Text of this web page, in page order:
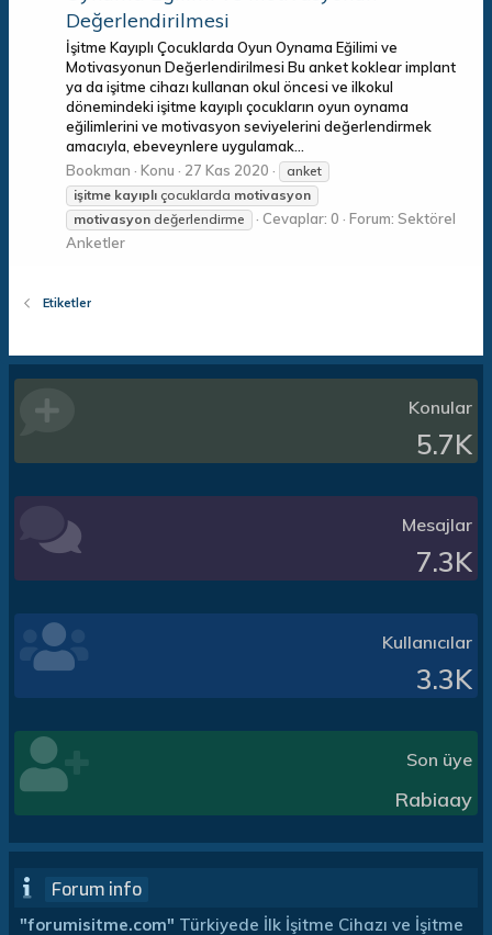
Değerlendirilmesi
İşitme Kayıplı Çocuklarda Oyun Oynama Eğilimi ve
Motivasyonun Değerlendirilmesi Bu anket koklear implant
ya da işitme cihazı kullanan okul öncesi ve ilkokul
dönemindeki işitme kayıplı çocukların oyun oynama
eğilimlerini ve motivasyon seviyelerini değerlendirmek
amacıyla, ebeveynlere uygulamak...
Bookman
Konu 27 Kas 2020
anket
işitme kayıplı çocuklarda motivasyon
motivasyon değerlendirme Cevaplar: 0 Forum: Sektörel
Anketler
Etiketler
Konular
5.7K
Mesajlar
7.3K
Kullanıcılar
3.3K
Son üye
Rabiaay
Forum info
"forumisitme.com" Türkiyede İlk İşitme Cihazı ve İşitme